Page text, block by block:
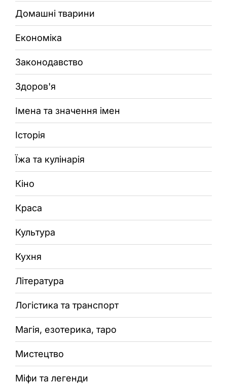
Домашні тварини
Економіка
Законодавство
Здоров'я
Імена та значення імен
Історія
Їжа та кулінарія
Кіно
Краса
Культура
Кухня
Література
Логістика та транспорт
Магія, езотерика, таро
Мистецтво
Міфи та легенди